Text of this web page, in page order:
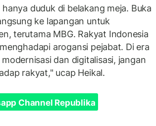
duduk di belakang meja. Buka
ke lapangan untuk
terutama MBG. Rakyat Indonesia
arogansi pejabat. Di era
dan digitalisasi, jangan
rakyat," ucap Heikal.
Channel Republika